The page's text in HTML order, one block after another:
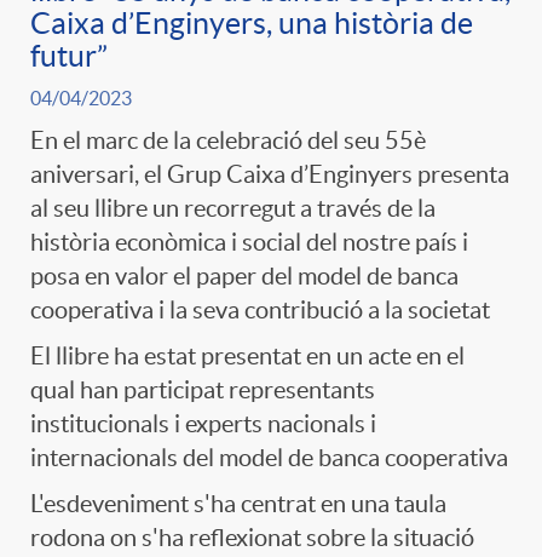
Caixa d’Enginyers, una història de
futur”
04/04/2023
En el marc de la celebració del seu 55è
aniversari, el Grup Caixa d’Enginyers presenta
al seu llibre un recorregut a través de la
història econòmica i social del nostre país i
posa en valor el paper del model de banca
cooperativa i la seva contribució a la societat
El llibre ha estat presentat en un acte en el
qual han participat representants
institucionals i experts nacionals i
internacionals del model de banca cooperativa
L'esdeveniment s'ha centrat en una taula
rodona on s'ha reflexionat sobre la situació